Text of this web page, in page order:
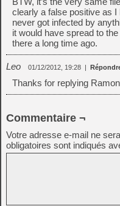
clearly a false positive as
never got infected by
it would have spread to
there a long time ago.
Leo 01/12/2012, 19:28 |
Thanks for replying
Commentaire ¬
Votre adresse e-mail ne
obligatoires sont indiqués